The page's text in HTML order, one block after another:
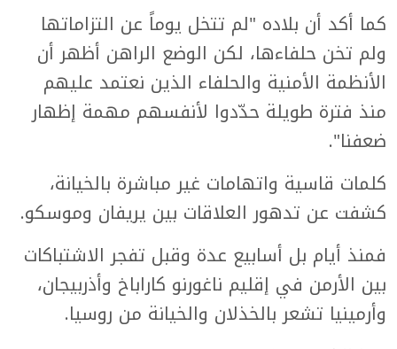
كما أكد أن بلاده "لم تتخل يوماً عن التزاماتها
ولم تخن حلفاءها، لكن الوضع الراهن أظهر أن
الأنظمة الأمنية والحلفاء الذين نعتمد عليهم
منذ فترة طويلة حدّدوا لأنفسهم مهمة إظهار
ضعفنا".
كلمات قاسية واتهامات غير مباشرة بالخيانة،
كشفت عن تدهور العلاقات بين يريفان وموسكو.
فمنذ أيام بل أسابيع عدة وقبل تفجر الاشتباكات
بين الأرمن في إقليم ناغورنو كاراباخ وأذربيجان،
وأرمينيا تشعر بالخذلان والخيانة من روسيا.